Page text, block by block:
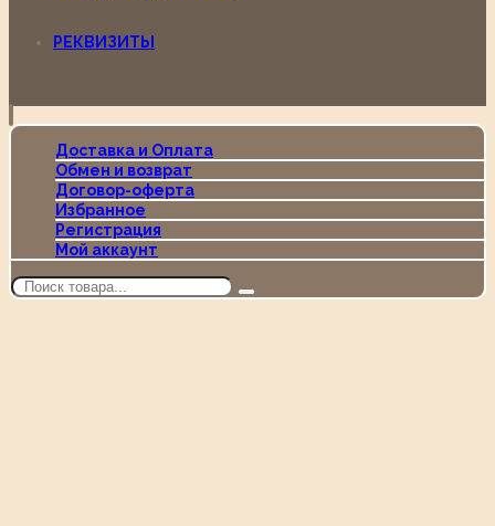
РЕКВИЗИТЫ
Доставка и Оплата
Обмен и возврат
Договор-оферта
Избранное
Регистрация
Мой аккаунт